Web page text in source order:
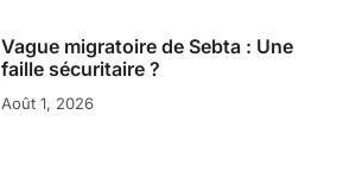
Vague migratoire de Sebta : Une
faille sécuritaire ?
Août 1, 2026